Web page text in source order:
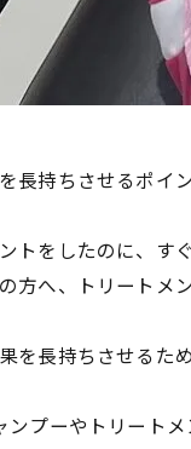
長持ちさせるポイ
トをしたのに、す
方へ、トリートメ
を長持ちさせるため
ンプーやトリートメ